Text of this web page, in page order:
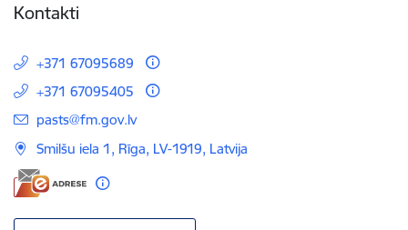
Kontakti
+371 67095689
+371 67095405
E-pasts:
pasts@fm.gov.lv
Smilšu iela 1, Rīga, LV-1919, Latvija